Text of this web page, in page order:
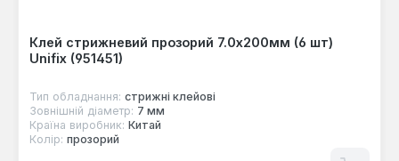
Клей стрижневий прозорий 7.0х200мм (6 шт)
Unifix (951451)
Тип обладнання: стрижні клейові
Зовнішній діаметр: 7 мм
Країна виробник: Китай
Колір: прозорий